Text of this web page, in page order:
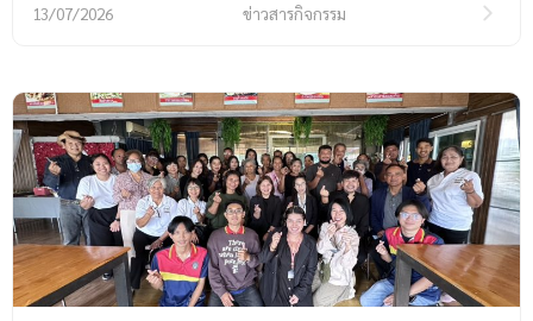
13/07/2026 ข่าวสารกิจกรรม